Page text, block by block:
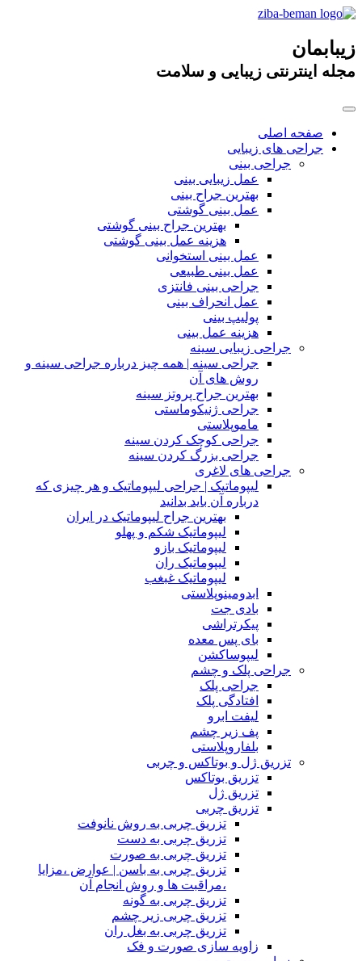
زیبابمان
مجله اینترنتی زیبایی و سلامت
صفحه اصلی
جراحی های زیبایی
جراحی بینی
عمل زیبایی بینی
بهترین جراح بینی
عمل بینی گوشتی
بهترین جراح بینی گوشتی
هزینه عمل بینی گوشتی
عمل بینی استخوانی
عمل بینی طبیعی
جراحی بینی فانتزی
عمل انحراف بینی
پولیپ بینی
هزینه عمل بینی
جراحی زیبایی سینه
جراحی سینه | همه چیز درباره جراحی سینه و
روش های آن
بهترین جراح پروتز سینه
جراحی ژنیکوماستی
ماموپلاستی
جراحی کوچک کردن سینه
جراحی بزرگ کردن سینه
جراحی های لاغری
لیپوماتیک | جراحی لیپوماتیک و هر چیزی که
درباره آن باید بدانید
بهترین جراح لیپوماتیک در ایران
لیپوماتیک شکم و پهلو
لیپوماتیک بازو
لیپوماتیک ران
لیپوماتیک غبغب
ابدومینوپلاستی
بادی‌ جت
پیکرتراشی
بای پس معده
لیپوساکشن
جراحی پلک و چشم
جراحی پلک
افتادگی پلک
لیفت ابرو
پف زیر چشم
بلفاروپلاستی
تزریق ژل و بوتاکس و چربی
تزریق بوتاکس
تزریق ژل
تزریق چربی
تزریق چربی به روش نانوفت
تزریق چربی به دست
تزریق چربی به صورت
تزریق چربی به باسن | عوارض ،مزایا
،مراقبت ها و روش انجام آن
تزریق چربی به گونه
تزریق چربی زیر چشم
تزریق چربی به بغل ران
زاویه سازی صورت و فک